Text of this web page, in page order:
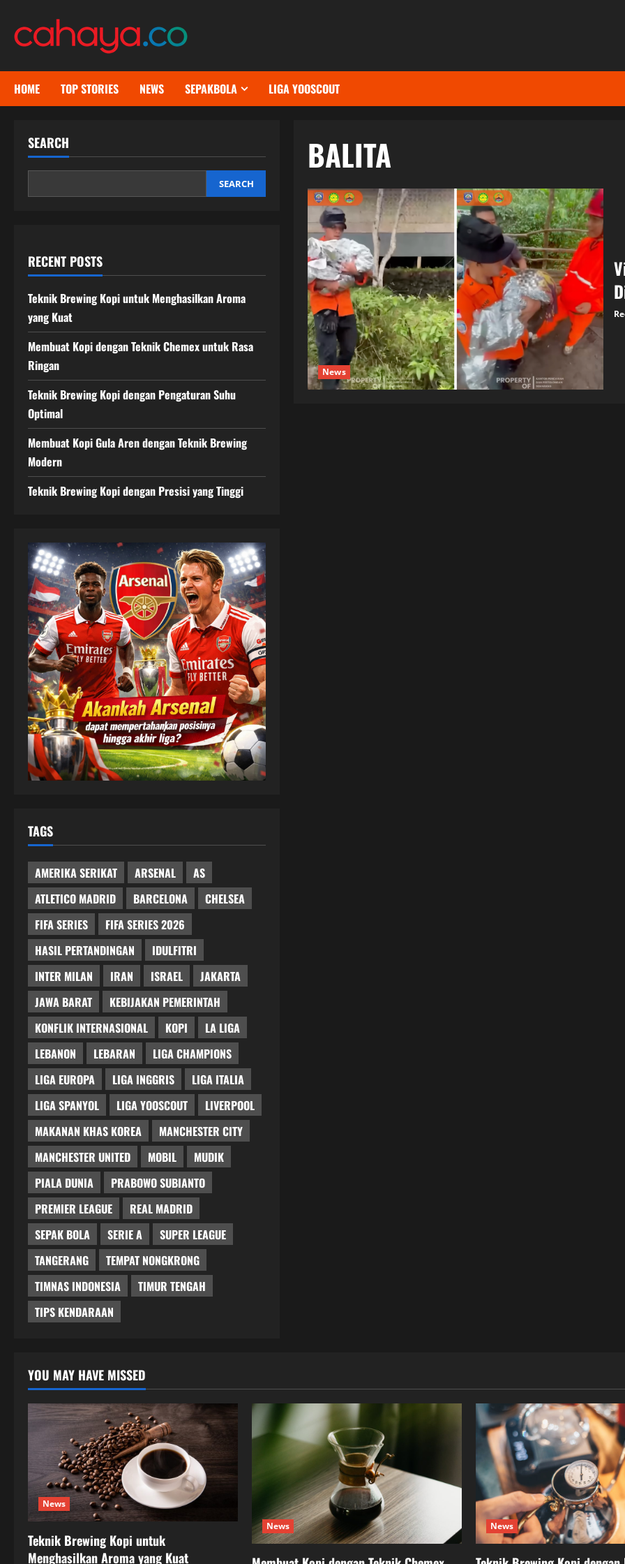
content
HOME TOP STORIES NEWS SEPAKBOLA LIGA YOOSCOUT
BALITA
News
SEARCH
SEARCH
RECENT POSTS
Teknik Brewing Kopi untuk Menghasilkan Aroma
yang Kuat
Membuat Kopi dengan Teknik Chemex untuk Rasa
Ringan
Teknik Brewing Kopi dengan Pengaturan Suhu
Optimal
Membuat Kopi Gula Aren dengan Teknik Brewing
Modern
Teknik Brewing Kopi dengan Presisi yang Tinggi
TAGS
AMERIKA SERIKAT ARSENAL
AS
ATLETICO MADRID
BARCELONA
CHELSEA
FIFA SERIES
FIFA SERIES 2026
HASIL PERTANDINGAN
IDULFITRI
INTER MILAN
IRAN ISRAEL
JAKARTA
JAWA BARAT
KEBIJAKAN PEMERINTAH
KONFLIK INTERNASIONAL
KOPI
LA LIGA
LEBANON
LEBARAN
LIGA CHAMPIONS
LIGA EUROPA
LIGA INGGRIS
LIGA ITALIA
LIGA SPANYOL
LIGA YOOSCOUT
LIVERPOOL
MAKANAN KHAS KOREA
MANCHESTER CITY
MANCHESTER UNITED
MOBIL
MUDIK
PIALA DUNIA
PRABOWO SUBIANTO
PREMIER LEAGUE
REAL MADRID
SEPAK BOLA
SERIE A
SUPER LEAGUE
TANGERANG
TEMPAT NONGKRONG
TIMNAS INDONESIA
TIMUR TENGAH
TIPS KENDARAAN
YOU MAY HAVE MISSED
News
Teknik Brewing Kopi untuk
Menghasilkan Aroma yang Kuat
News News